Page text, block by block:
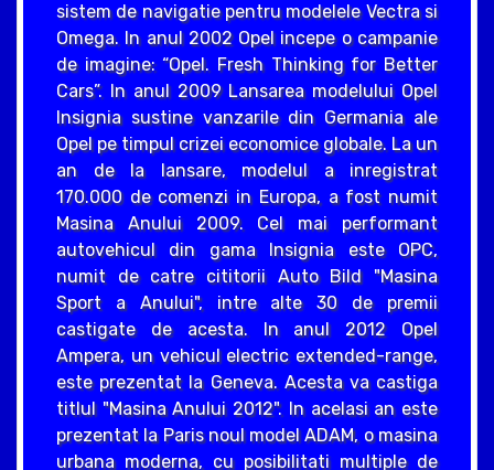
sistem de navigatie pentru modelele Vectra si
Omega. In anul 2002 Opel incepe o campanie
de imagine: “Opel. Fresh Thinking for Better
Cars”. In anul 2009 Lansarea modelului Opel
Insignia sustine vanzarile din Germania ale
Opel pe timpul crizei economice globale. La un
an de la lansare, modelul a inregistrat
170.000 de comenzi in Europa, a fost numit
Masina Anului 2009. Cel mai performant
autovehicul din gama Insignia este OPC,
numit de catre cititorii Auto Bild "Masina
Sport a Anului", intre alte 30 de premii
castigate de acesta. In anul 2012 Opel
Ampera, un vehicul electric extended-range,
este prezentat la Geneva. Acesta va castiga
titlul "Masina Anului 2012". In acelasi an este
prezentat la Paris noul model ADAM, o masina
urbana moderna, cu posibilitati multiple de